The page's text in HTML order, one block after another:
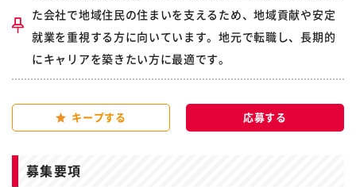
た会社で地域住民の住まいを支えるため、地域貢献や安定
就業を重視する方に向いています。地元で転職し、長期的
にキャリアを築きたい方に最適です。
キープする
募集要項